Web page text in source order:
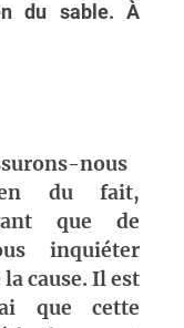
du sable. À
nous
du fait,
que de
inquiéter
la cause. Il est
que cette